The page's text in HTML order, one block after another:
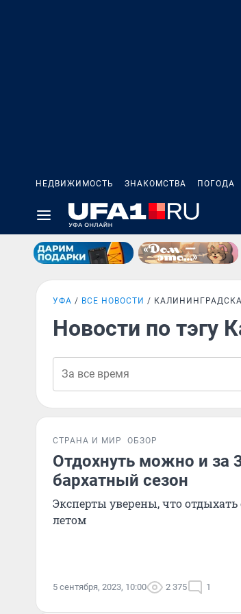
НЕДВИЖИМОСТЬ ЗНАКОМСТВА ПОГОДА
УФА ВСЕ НОВОСТИ
Новости по тэгу
СТРАНА И МИР ОБЗОР
Отдохнуть можно и за
бархатный сезон
Эксперты уверены, что
летом
5 сентября, 2023, 10:00 2 375 1